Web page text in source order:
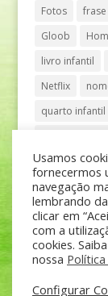
Fotos
frase
Gloob
livro infantil
Netflix
quarto infantil
São Paulo
®Mãe de
Usamos
fornecermos
navegação
lembrando
clicar em
com a
cookies.
nossa
Configurar